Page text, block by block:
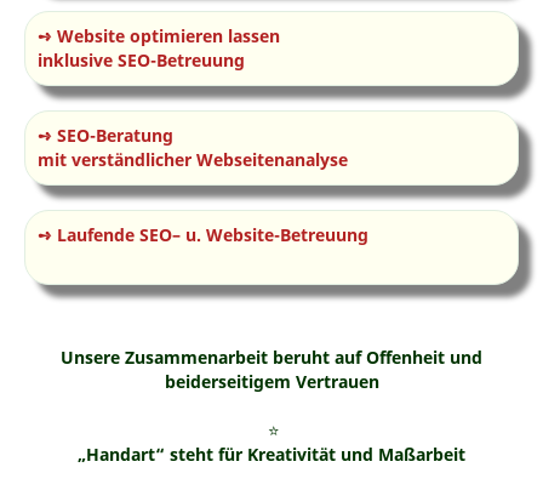
➺ Website optimieren lassen
inklusive SEO-Betreuung
➺ SEO-Beratung
mit verständlicher Webseitenanalyse
➺ Laufende SEO– u. Website-Betreuung
Unsere Zusammenarbeit beruht auf Offenheit und
beiderseitigem Vertrauen
⭐
„Handart“ steht für Kreativität und Maßarbeit